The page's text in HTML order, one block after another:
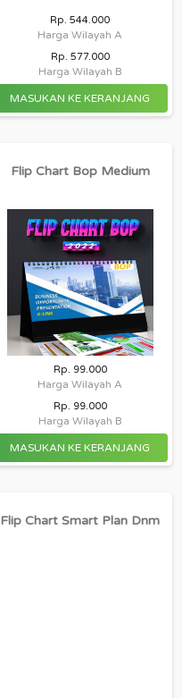
Rp. 544.000
Harga Wilayah A
Rp. 577.000
Harga Wilayah B
Flip Chart Bop Medium
Rp. 99.000
Harga Wilayah A
Rp. 99.000
Harga Wilayah B
Flip Chart Smart Plan Dnm